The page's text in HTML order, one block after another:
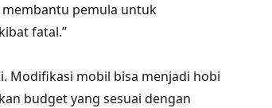
pemula untuk
fatal.”
Modifikasi mobil bisa menjadi hobi
budget yang sesuai dengan